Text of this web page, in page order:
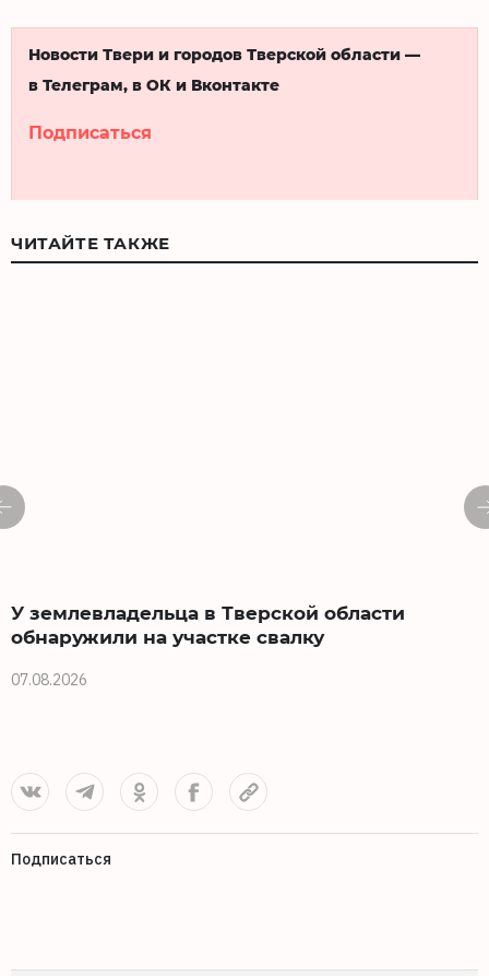
Новости Твери и городов Тверской области —
в Телеграм, в ОК и Вконтакте
Подписаться
ЧИТАЙТЕ ТАКЖЕ
У землевладельца в Тверской области
обнаружили на участке свалку
07.08.2026
Подписаться